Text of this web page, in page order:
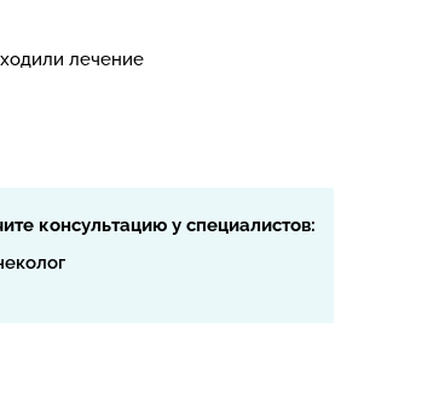
лечение
консультацию у специалистов: